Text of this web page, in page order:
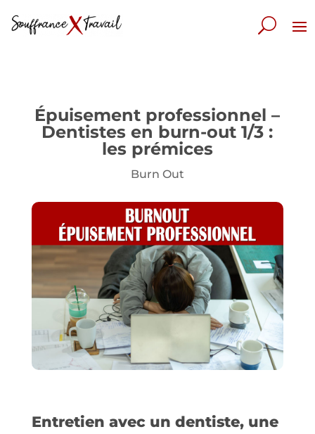
Épuisement professionnel –
Dentistes en burn-out 1/3 :
les prémices
Burn Out
Entretien avec un dentiste, une